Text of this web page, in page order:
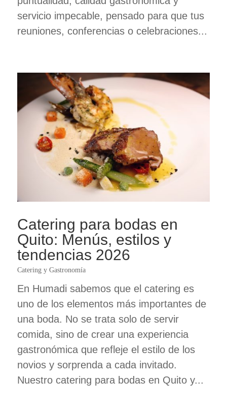
servicio impecable, pensado para que tus
reuniones, conferencias o celebraciones...
Catering para bodas en
Quito: Menús, estilos y
tendencias 2026
Catering y Gastronomía
En Humadi sabemos que el catering es
uno de los elementos más importantes de
una boda. No se trata solo de servir
comida, sino de crear una experiencia
gastronómica que refleje el estilo de los
novios y sorprenda a cada invitado.
Nuestro catering para bodas en Quito y...